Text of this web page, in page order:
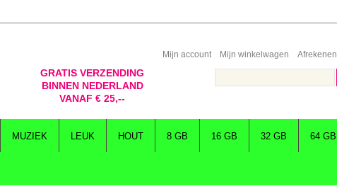
GRATIS VERZENDING
BINNEN NEDERLAND
VANAF € 25,--
Mijn account Mijn winkelwagen Afrekenen
MUZIEK LEUK HOUT 8 GB 16 GB 32 GB 64 GB